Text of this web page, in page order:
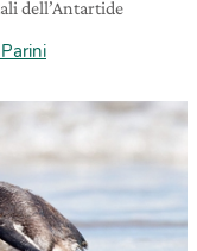
dell’Antartide